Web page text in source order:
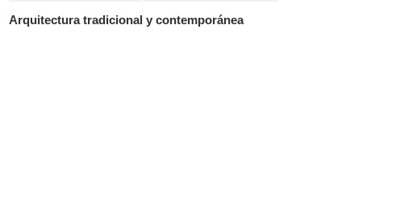
Arquitectura tradicional y contemporánea